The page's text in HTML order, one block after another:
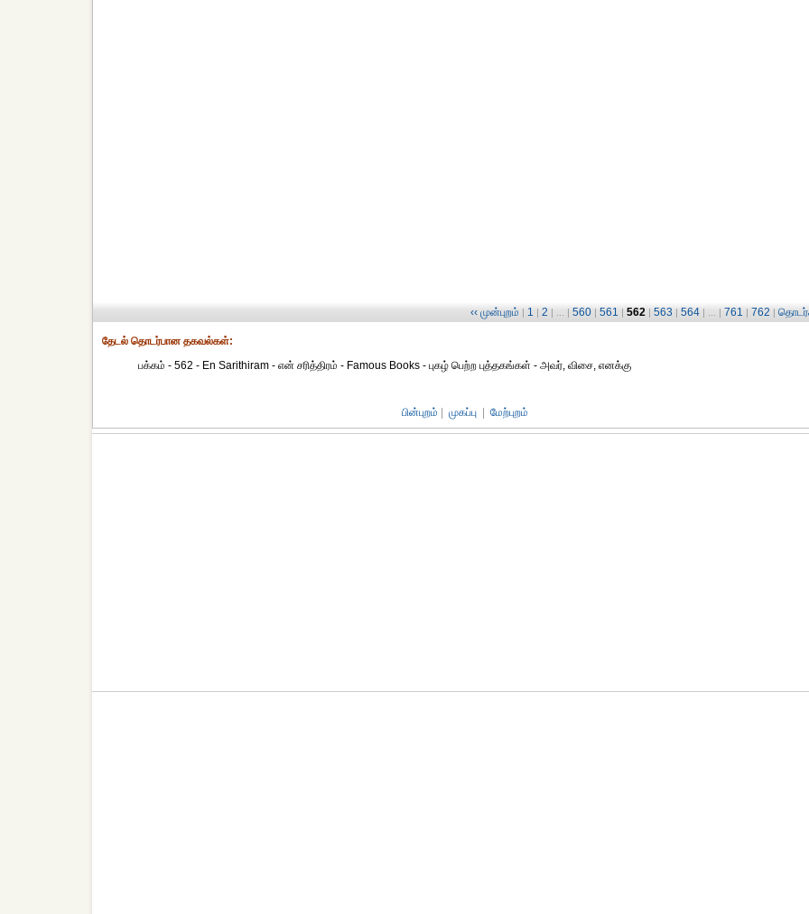
‹‹ முன்புறம் | 1 | 2 | ... | 560 | 561 | 562 | 563 | 564 | ... | 761 | 762 |
தேட‌ல் தொட‌ர்பான தகவ‌ல்க‌ள்:
பக்கம் - 562 - En Sarithiram - என் சரித்திரம் - Famous Books - புகழ் பெற்ற புத்தகங்கள் - அவர், விசை, எனக்கு
பின்புறம் முகப்பு மேற்புறம்